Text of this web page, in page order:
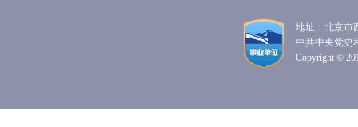
地址：北京市
中共中央党史
Copyright ©